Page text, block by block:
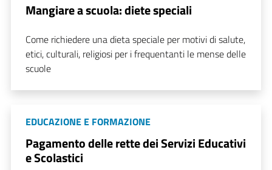
Mangiare a scuola: diete speciali
Come richiedere una dieta speciale per motivi di salute,
etici, culturali, religiosi per i frequentanti le mense delle
scuole
EDUCAZIONE E FORMAZIONE
Pagamento delle rette dei Servizi Educativi
e Scolastici